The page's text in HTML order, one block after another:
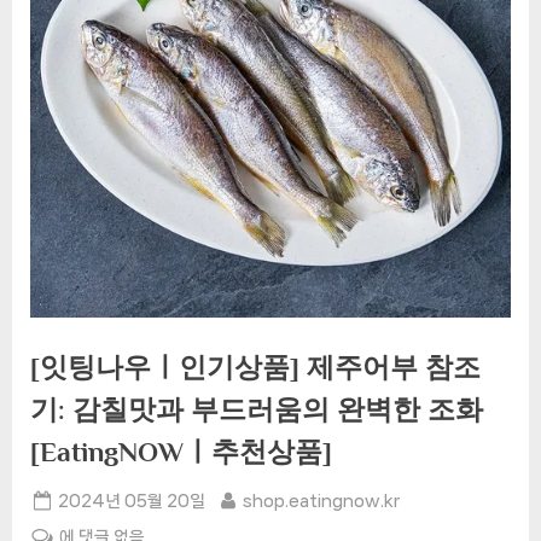
[잇팅나우ㅣ인기상품] 제주어부 참조
기: 감칠맛과 부드러움의 완벽한 조화
[EatingNOWㅣ추천상품]
Posted
on
2024년 05월 20일 By
shop.eatingnow.kr
[잇
에 댓글 없음